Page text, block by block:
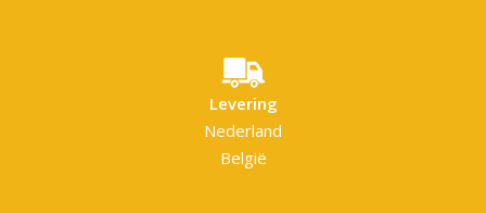
Levering
Nederland
België